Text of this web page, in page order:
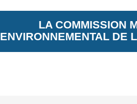
LA COMMISSION
ENVIRONNEMENTAL DE